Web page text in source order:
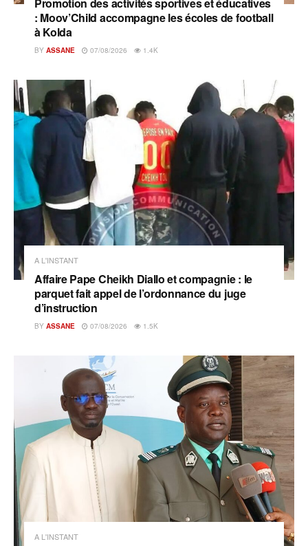
: Moov’Child accompagne les écoles de football
à Kolda
BY ASSANE 07/08/2026 1.4K
A L'INSTANT
Affaire Pape Cheikh Diallo et compagnie : le
parquet fait appel de l’ordonnance du juge
d’instruction
BY ASSANE 07/08/2026 1.5K
A L'INSTANT